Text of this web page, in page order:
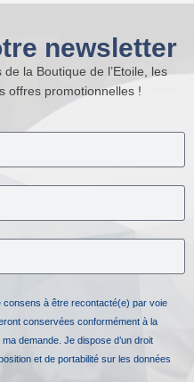
newsletter
la Boutique de l’Etoile, les
offres promotionnelles !
consens à être recontacté(e) par voie
conservées conformément à la
demande. Je dispose d’un droit
et de portabilité sur les données